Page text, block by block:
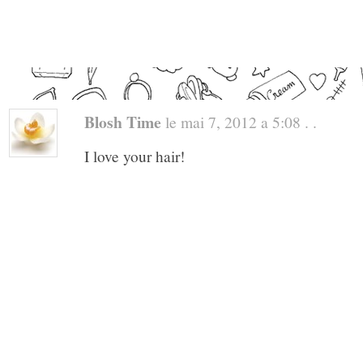
Blosh Time le mai 7, 2012 a 5:08 . .
I love your hair!